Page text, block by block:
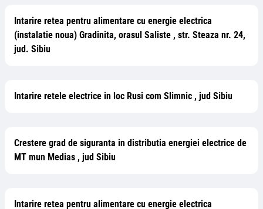
Intarire retea pentru alimentare cu energie electrica
(instalatie noua) Gradinita, orasul Saliste , str. Steaza nr. 24,
jud. Sibiu
Intarire retele electrice in loc Rusi com Slimnic , jud Sibiu
Crestere grad de siguranta in distributia energiei electrice de
MT mun Medias , jud Sibiu
Intarire retea pentru alimentare cu energie electrica